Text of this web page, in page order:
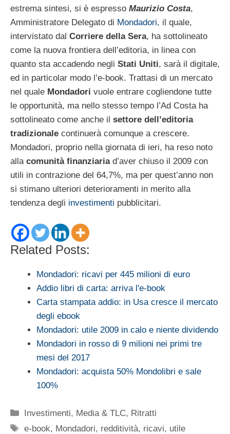
estrema sintesi, si è espresso Maurizio Costa,
Amministratore Delegato di Mondadori, il quale,
intervistato dal Corriere della Sera, ha sottolineato
come la nuova frontiera dell’editoria, in linea con
quanto sta accadendo negli Stati Uniti, sarà il digitale,
ed in particolar modo l’e-book. Trattasi di un mercato
nel quale Mondadori vuole entrare cogliendone tutte
le opportunità, ma nello stesso tempo l’Ad Costa ha
sottolineato come anche il settore dell’editoria
tradizionale continuerà comunque a crescere.
Mondadori, proprio nella giornata di ieri, ha reso noto
alla comunità finanziariad’aver chiuso il 2009 con
utili in contrazione del 64,7%, ma per quest’anno non
si stimano ulteriori deterioramenti in merito alla
tendenza degli investimenti pubblicitari.
Related Posts:
Mondadori: ricavi per 445 milioni di euro
Addio libri di carta: arriva l'e-book
Carta stampata addio: in Usa cresce il mercato
degli ebook
Mondadori: utile 2009 in calo e niente dividendo
Mondadori in rosso di 9 milioni nei primi tre
mesi del 2017
Mondadori: acquista 50% Mondolibri e sale
100%
Categorie
Investimenti, Media & TLC, Ritratti
Tag
e-book, Mondadori, redditività, ricavi, utile